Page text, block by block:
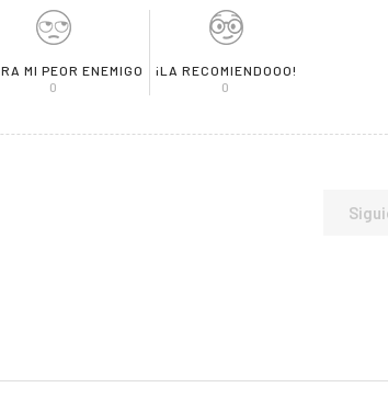
MI PEOR ENEMIGO
0
¡LA RECOMIENDOOO!
0